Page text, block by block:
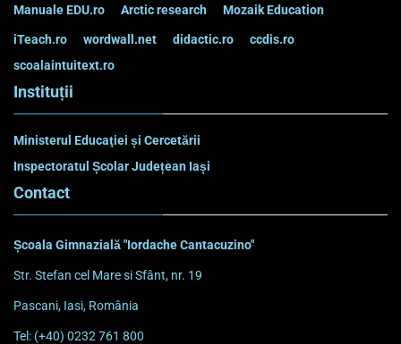
Manuale EDU.ro Arctic research Mozaik Education
iTeach.ro wordwall.net didactic.ro
ccdis.ro
scoalaintuitext.ro
Instituții
Ministerul Educaţiei și Cercetării
Inspectoratul Școlar Județean Iași
Contact
Școala Gimnazială "Iordache Cantacuzino"
Str. Stefan cel Mare si Sfânt, nr. 19
Pascani, Iasi, România
Tel: (+40) 0232 761 800